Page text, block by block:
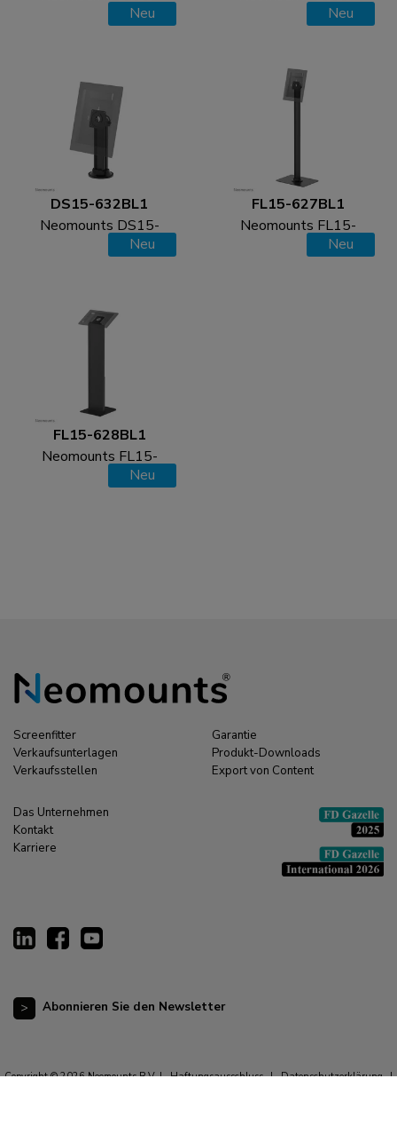
629BL1 Tablet-
6,6 lbs
Neu
631BL1 Tablet-
Neu
DS15-632BL1
Neomounts DS15-
632BL1 Tablet-
Neu
FL15-627BL1
Neomounts FL15-
627BL1 Tablet-
Neu
FL15-628BL1
Neomounts FL15-
628BL1 Tablet-
Neu
Screenfitter
Verkaufsunterlagen
Verkaufsstellen
Garantie
Produkt-Downloads
Export von Content
Das Unternehmen
Kontakt
Karriere
Abonnieren Sie den Newsletter
Copyright © 2026 Neomounts B.V. | Haftungsausschluss | Datenschutzerklärung |